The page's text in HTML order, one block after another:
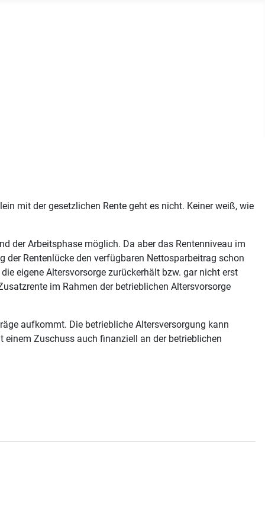
mit der gesetzlichen Rente geht es nicht. Keiner weiß, wie
der Arbeitsphase möglich. Da aber das Rentenniveau im
Rentenlücke den verfügbaren Nettosparbeitrag schon
eigene Altersvorsorge zurückerhält bzw. gar nicht erst
im Rahmen der betrieblichen Altersvorsorge
aufkommt. Die betriebliche Altersversorgung kann
Zuschuss auch finanziell an der betrieblichen